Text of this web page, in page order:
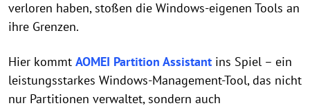
verloren haben, stoßen die Windows-eigenen Tools an
ihre Grenzen.
Hier kommt AOMEI Partition Assistant ins Spiel – ein
leistungsstarkes Windows-Management-Tool, das nicht
nur Partitionen verwaltet, sondern auch